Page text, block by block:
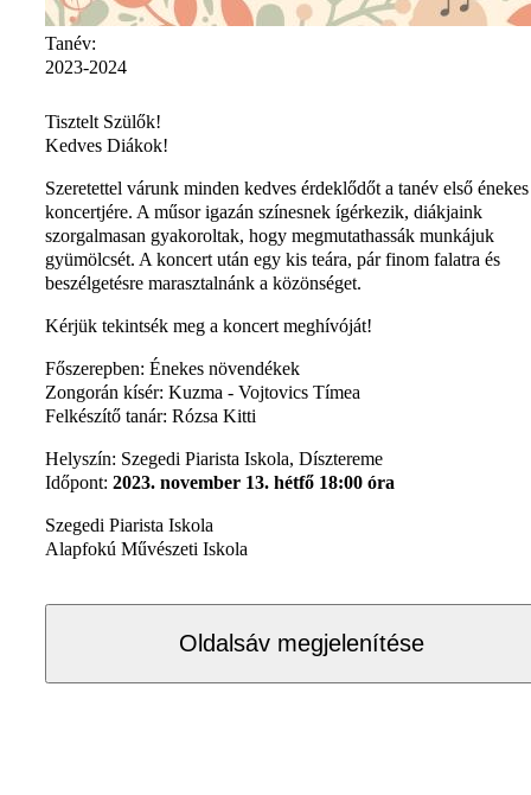
Tanév:
2023-2024
Tisztelt Szülők!
Kedves Diákok!
Szeretettel várunk minden kedves érdeklődőt a tanév első énekes
koncertjére. A műsor igazán színesnek ígérkezik, diákjaink
szorgalmasan gyakoroltak, hogy megmutathassák munkájuk
gyümölcsét. A koncert után egy kis teára, pár finom falatra és
beszélgetésre marasztalnánk a közönséget.
Kérjük tekintsék meg a koncert meghívóját!
Főszerepben: Énekes növendékek
Zongorán kísér: Kuzma - Vojtovics Tímea
Felkészítő tanár: Rózsa Kitti
Helyszín: Szegedi Piarista Iskola, Dísztereme
Időpont: 2023. november 13. hétfő 18:00 óra
Szegedi Piarista Iskola
Alapfokú Művészeti Iskola
Oldalsáv megjelenítése